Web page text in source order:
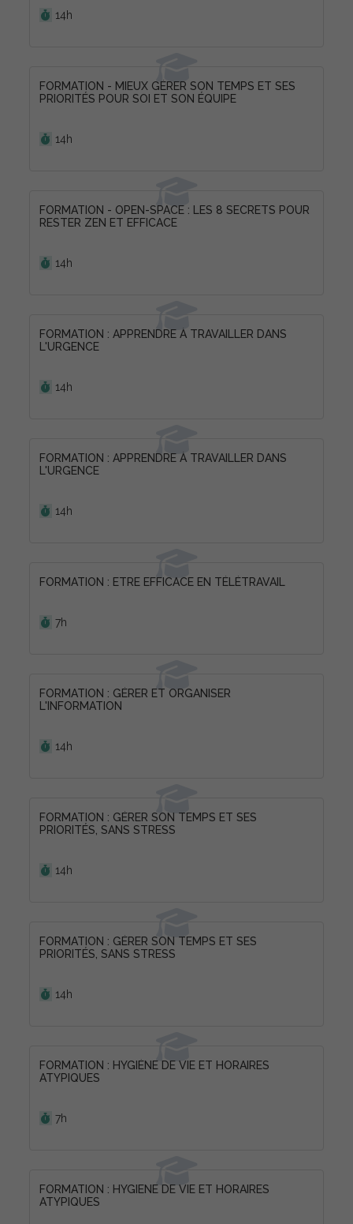
14h
FORMATION - MIEUX GÉRER SON TEMPS ET SES
PRIORITÉS POUR SOI ET SON ÉQUIPE
14h
FORMATION - OPEN-SPACE : LES 8 SECRETS POUR
RESTER ZEN ET EFFICACE
14h
FORMATION : APPRENDRE À TRAVAILLER DANS
L'URGENCE
14h
FORMATION : APPRENDRE À TRAVAILLER DANS
L'URGENCE
14h
FORMATION : ETRE EFFICACE EN TÉLÉTRAVAIL
7h
FORMATION : GÉRER ET ORGANISER
L'INFORMATION
14h
FORMATION : GÉRER SON TEMPS ET SES
PRIORITÉS, SANS STRESS
14h
FORMATION : GÉRER SON TEMPS ET SES
PRIORITÉS, SANS STRESS
14h
FORMATION : HYGIÈNE DE VIE ET HORAIRES
ATYPIQUES
7h
FORMATION : HYGIENE DE VIE ET HORAIRES
ATYPIQUES